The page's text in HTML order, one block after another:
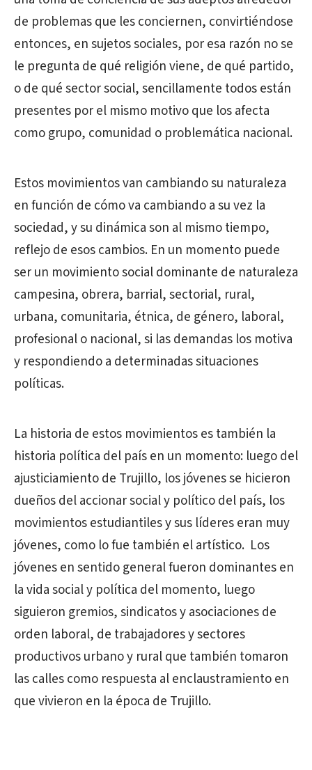
de problemas que les conciernen, convirtiéndose
entonces, en sujetos sociales, por esa razón no se
le pregunta de qué religión viene, de qué partido,
o de qué sector social, sencillamente todos están
presentes por el mismo motivo que los afecta
como grupo, comunidad o problemática nacional.
Estos movimientos van cambiando su naturaleza
en función de cómo va cambiando a su vez la
sociedad, y su dinámica son al mismo tiempo,
reflejo de esos cambios. En un momento puede
ser un movimiento social dominante de naturaleza
campesina, obrera, barrial, sectorial, rural,
urbana, comunitaria, étnica, de género, laboral,
profesional o nacional, si las demandas los motiva
y respondiendo a determinadas situaciones
políticas.
La historia de estos movimientos es también la
historia política del país en un momento: luego del
ajusticiamiento de Trujillo, los jóvenes se hicieron
dueños del accionar social y político del país, los
movimientos estudiantiles y sus líderes eran muy
jóvenes, como lo fue también el artístico. Los
jóvenes en sentido general fueron dominantes en
la vida social y política del momento, luego
siguieron gremios, sindicatos y asociaciones de
orden laboral, de trabajadores y sectores
productivos urbano y rural que también tomaron
las calles como respuesta al enclaustramiento en
que vivieron en la época de Trujillo.